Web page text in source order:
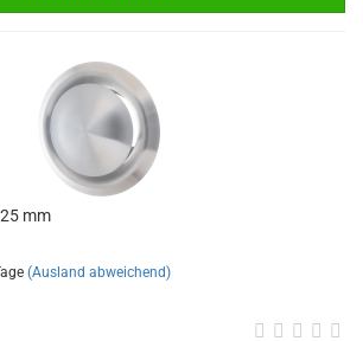
mm
(Ausland abweichend)